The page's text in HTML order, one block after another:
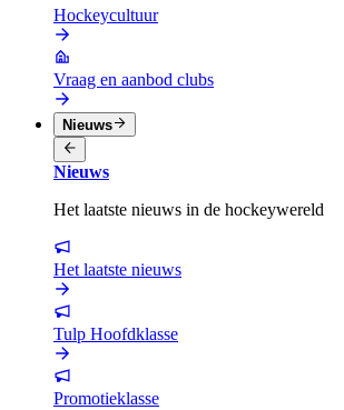
Hockeycultuur
Vraag en aanbod clubs
Nieuws
Nieuws
Het laatste nieuws in de hockeywereld
Het laatste nieuws
Tulp Hoofdklasse
Promotieklasse